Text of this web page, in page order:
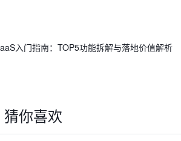
入门指南：TOP5功能拆解与落地价值解析
猜你喜欢